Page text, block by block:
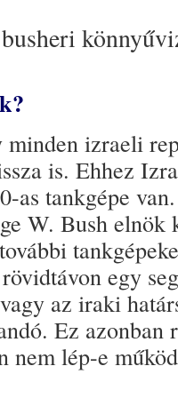
izraeli
is. Ehhez
as tankgépe
W. Bush elnök
egy
az iraki
Ez
nem lép-e